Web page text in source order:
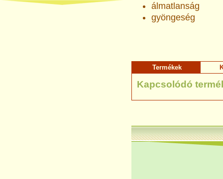
álmatlanság
gyöngeség
Termékek
Kapcsolódó